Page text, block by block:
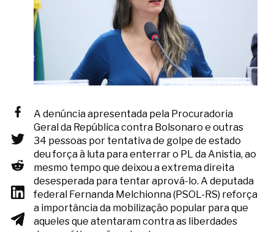
A denúncia apresentada pela Procuradoria
Geral da República contra Bolsonaro e outras
34 pessoas por tentativa de golpe de estado
deu força à luta para enterrar o PL da Anistia, ao
mesmo tempo que deixou a extrema direita
desesperada para tentar aprová-lo. A deputada
federal Fernanda Melchionna (PSOL-RS) reforça
a importância da mobilização popular para que
aqueles que atentaram contra as liberdades